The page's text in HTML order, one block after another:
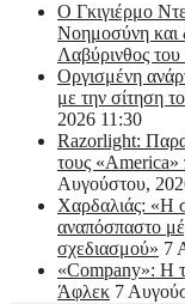
Ο Γκιγιέρμο
Νοημοσύνη και
Λαβύρινθος
Οργισμένη
με την σίτηση
2026 11:30
Razorlight:
τους «America»
Αυγούστου,
Χαρδαλιάς: «Η
αναπόσπαστο
σχεδιασμού» 7
«Company»: Η
Άφλεκ 7